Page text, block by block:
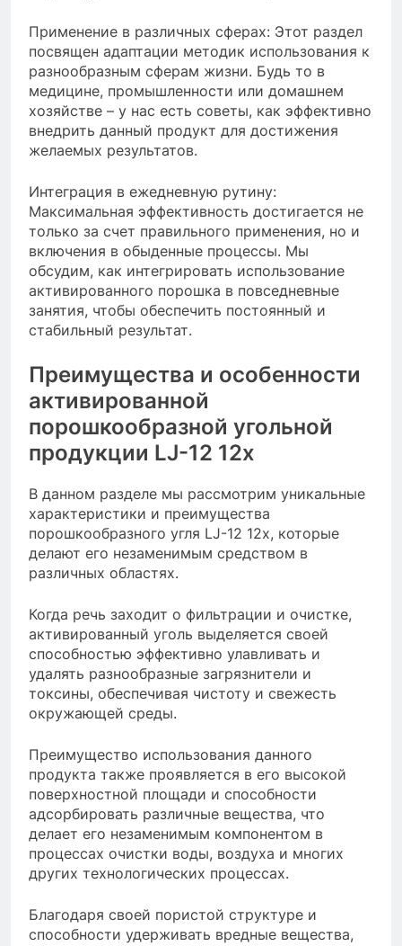
Применение в различных сферах: Этот раздел
посвящен адаптации методик использования к
разнообразным сферам жизни. Будь то в
медицине, промышленности или домашнем
хозяйстве – у нас есть советы, как эффективно
внедрить данный продукт для достижения
желаемых результатов.
Интеграция в ежедневную рутину:
Максимальная эффективность достигается не
только за счет правильного применения, но и
включения в обыденные процессы. Мы
обсудим, как интегрировать использование
активированного порошка в повседневные
занятия, чтобы обеспечить постоянный и
стабильный результат.
Преимущества и особенности
активированной
порошкообразной угольной
продукции LJ-12 12x
В данном разделе мы рассмотрим уникальные
характеристики и преимущества
порошкообразного угля LJ-12 12x, которые
делают его незаменимым средством в
различных областях.
Когда речь заходит о фильтрации и очистке,
активированный уголь выделяется своей
способностью эффективно улавливать и
удалять разнообразные загрязнители и
токсины, обеспечивая чистоту и свежесть
окружающей среды.
Преимущество использования данного
продукта также проявляется в его высокой
поверхностной площади и способности
адсорбировать различные вещества, что
делает его незаменимым компонентом в
процессах очистки воды, воздуха и многих
других технологических процессах.
Благодаря своей пористой структуре и
способности удерживать вредные вещества,